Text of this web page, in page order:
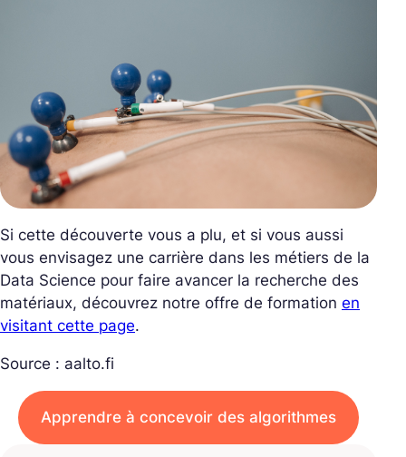
Si cette découverte vous a plu, et si vous aussi
vous envisagez une carrière dans les métiers de la
Data Science pour faire avancer la recherche des
matériaux, découvrez notre offre de formation en
visitant cette page.
Source : aalto.fi
Apprendre à concevoir des algorithmes